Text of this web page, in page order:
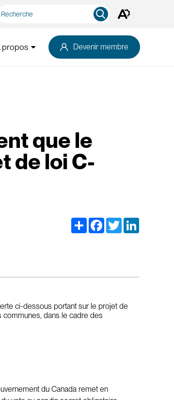
rapide
Ouvrez
d'outils
d'accessibilité.
propos Devenir membre
que le
de loi C-
Share Facebook
Twitter
ci-dessous portant sur le projet de
communes, dans le cadre des
du Canada remet en